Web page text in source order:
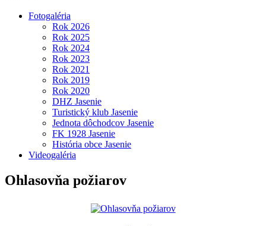
Fotogaléria
Rok 2026
Rok 2025
Rok 2024
Rok 2023
Rok 2021
Rok 2019
Rok 2020
DHZ Jasenie
Turistický klub Jasenie
Jednota dôchodcov Jasenie
FK 1928 Jasenie
História obce Jasenie
Videogaléria
Ohlasovňa požiarov